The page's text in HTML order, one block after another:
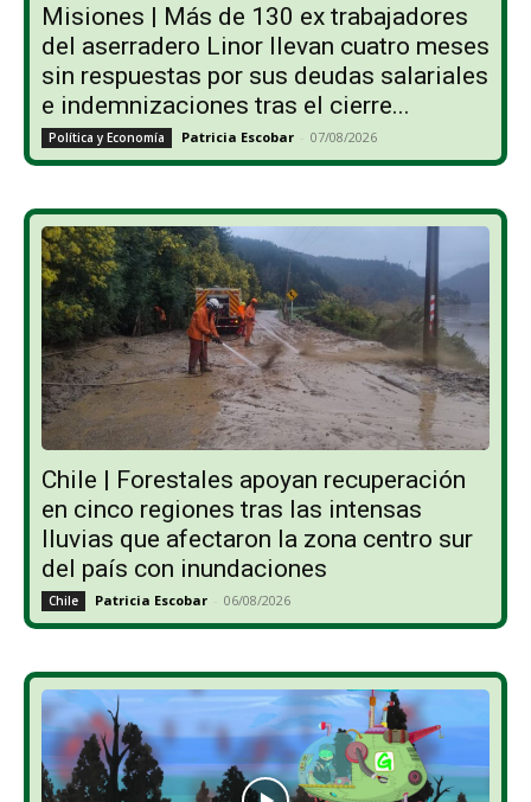
Misiones | Más de 130 ex trabajadores
del aserradero Linor llevan cuatro meses
sin respuestas por sus deudas salariales
e indemnizaciones tras el cierre...
Política y Economía Patricia Escobar - 07/08/2026
Chile | Forestales apoyan recuperación
en cinco regiones tras las intensas
lluvias que afectaron la zona centro sur
del país con inundaciones
Chile Patricia Escobar - 06/08/2026